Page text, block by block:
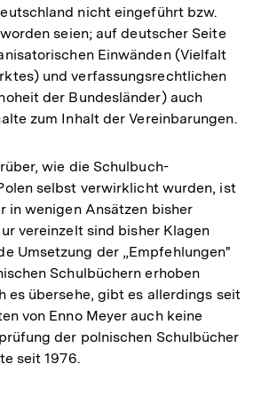
nicht eingeführt bzw.
seien; auf deutscher Seite
Einwänden (Vielfalt
und verfassungsrechtlichen
der Bundesländer) auch
zum Inhalt der Vereinbarungen.
wie die Schulbuch-
selbst verwirklicht wurden, ist
in wenigen Ansätzen bisher
vereinzelt sind bisher Klagen
Umsetzung der „Empfehlungen"
Schulbüchern erhoben
es übersehe, gibt es allerdings seit
von Enno Meyer auch keine
der polnischen Schulbücher
seit 1976.